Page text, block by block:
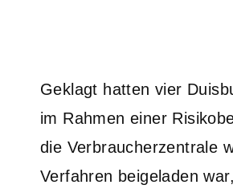
Geklagt hatten vier
im Rahmen einer
die Verbraucherzentrale
Verfahren beigeladen